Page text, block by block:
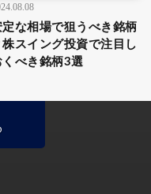
な相場で狙うべき銘柄
株スイング投資で注目し
べき銘柄3選